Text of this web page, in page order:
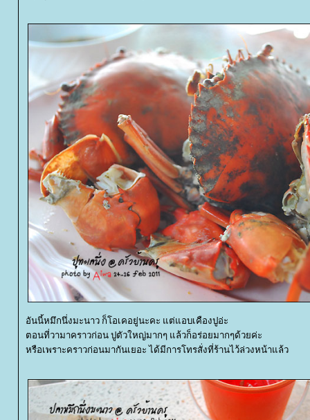
อันนี้หมึกนึ่งมะนาว ก็โอเคอยู่นะคะ แต่แอบเคืองปูอ่ะ
ตอนที่วามาคราวก่อน ปูตัวใหญ่มากๆ แล้วก็อร่อยมากๆด้วยค่ะ
หรือเพราะคราวก่อนมากันเยอะ ได้มีการโทรสั่งที่ร้านไว้ล่วงหน้าแล้ว